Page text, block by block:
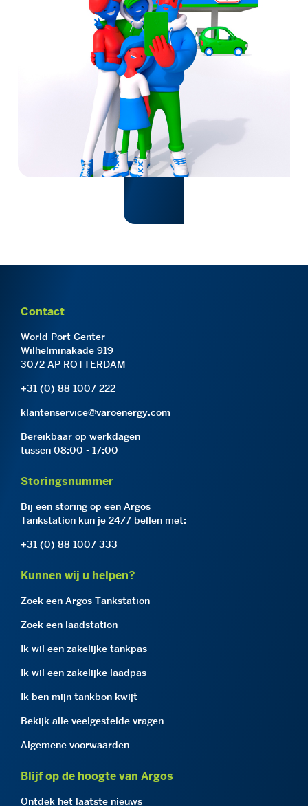
Contact
World Port Center
Wilhelminakade 919
3072 AP ROTTERDAM
+31 (0) 88 1007 222
klantenservice@varoenergy.com
Bereikbaar op werkdagen
tussen 08:00 - 17:00
Storingsnummer
Bij een storing op een Argos
Tankstation kun je 24/7 bellen met:
+31 (0) 88 1007 333
Kunnen wij u helpen?
Zoek een Argos Tankstation
Zoek een laadstation
Ik wil een zakelijke tankpas
Ik wil een zakelijke laadpas
Ik ben mijn tankbon kwijt
Bekijk alle veelgestelde vragen
Algemene voorwaarden
Blijf op de hoogte van Argos
Ontdek het laatste nieuws